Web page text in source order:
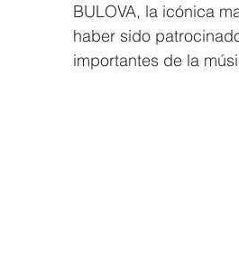
BULOVA, la icónica
haber sido
importantes de la